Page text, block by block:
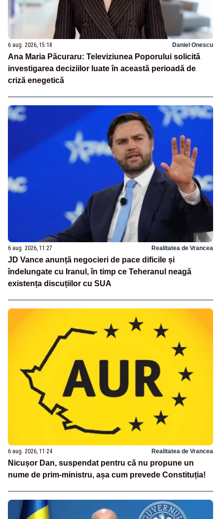
6 aug. 2026, 15:18 Daniel Onescu
Ana Maria Păcuraru: Televiziunea Poporului solicită
investigarea deciziilor luate în această perioadă de
criză enegetică
6 aug. 2026, 11:27 Realitatea de Vrancea
JD Vance anunță negocieri de pace dificile și
îndelungate cu Iranul, în timp ce Teheranul neagă
existența discuțiilor cu SUA
6 aug. 2026, 11:24 Realitatea de Vrancea
Nicușor Dan, suspendat pentru că nu propune un
nume de prim-ministru, așa cum prevede Constituția!